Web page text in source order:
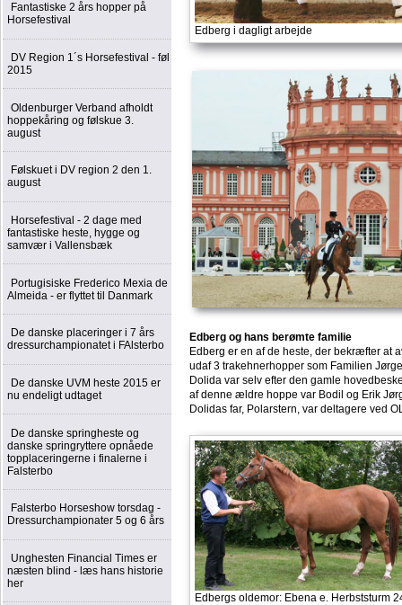
Fantastiske 2 års hopper på
Horsefestival
DV Region 1´s Horsefestival - føl
2015
Oldenburger Verband afholdt
hoppekåring og følskue 3.
august
Følskuet i DV region 2 den 1.
august
Horsefestival - 2 dage med
fantastiske heste, hygge og
samvær i Vallensbæk
Portugisiske Frederico Mexia de
Almeida - er flyttet til Danmark
De danske placeringer i 7 års
dressurchampionatet i FAlsterbo
De danske UVM heste 2015 er
nu endeligt udtaget
De danske springheste og
danske springryttere opnåede
topplaceringerne i finalerne i
Falsterbo
Falsterbo Horseshow torsdag -
Dressurchampionater 5 og 6 års
Unghesten Financial Times er
næsten blind - læs hans historie
her
Edberg i dagligt arbejde
Edberg og hans berømte familie
Edberg er en af de heste, der bekræfter at
udaf 3 trakehnerhopper som Familien
Dolida var selv efter den gamle
af denne ældre hoppe var Bodil og Erik
Dolidas far, Polarstern, var deltagere ved
Edbergs oldemor: Ebena e. Herbststurm